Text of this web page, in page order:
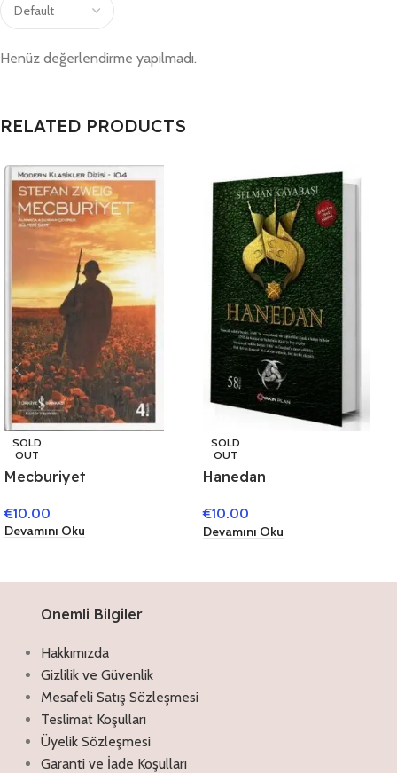
Henüz değerlendirme yapılmadı.
RELATED PRODUCTS
SOLD
OUT
Mecburiyet
€10.00
Devamını Oku
SOLD
OUT
Hanedan
€10.00
Devamını Oku
Onemli Bilgiler
Hakkımızda
Gizlilik ve Güvenlik
Mesafeli Satış Sözleşmesi
Teslimat Koşulları
Üyelik Sözleşmesi
Garanti ve İade Koşulları